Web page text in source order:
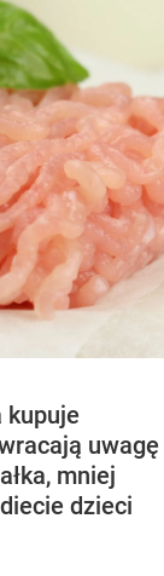
kupuje
uwagę
mniej
dzieci